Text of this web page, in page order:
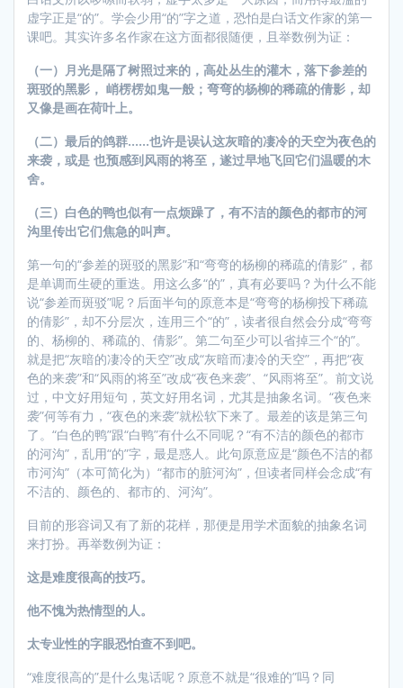
虚字正是“的”。学会少用“的”字之道，恐怕是白话文作家的第一
课吧。其实许多名作家在这方面都很随便，且举数例为证：
（一）月光是隔了树照过来的，高处丛生的灌木，落下参差的
斑驳的黑影， 峭楞楞如鬼一般；弯弯的杨柳的稀疏的倩影，却
又像是画在荷叶上。
（二）最后的鸽群……也许是误认这灰暗的凄冷的天空为夜色的
来袭，或是 也预感到风雨的将至，遂过早地飞回它们温暖的木
舍。
（三）白色的鸭也似有一点烦躁了，有不洁的颜色的都市的河
沟里传出它们焦急的叫声。
第一句的“参差的斑驳的黑影”和“弯弯的杨柳的稀疏的倩影”，都
是单调而生硬的重迭。用这么多“的”，真有必要吗？为什么不能
说“参差而斑驳”呢？后面半句的原意本是“弯弯的杨柳投下稀疏
的倩影”，却不分层次，连用三个“的”，读者很自然会分成“弯弯
的、杨柳的、稀疏的、倩影”。第二句至少可以省掉三个“的”。
就是把“灰暗的凄冷的天空”改成“灰暗而凄冷的天空”，再把“夜
色的来袭”和“风雨的将至”改成“夜色来袭”、“风雨将至”。前文说
过，中文好用短句，英文好用名词，尤其是抽象名词。“夜色来
袭”何等有力，“夜色的来袭”就松软下来了。最差的该是第三句
了。“白色的鸭”跟“白鸭”有什么不同呢？“有不洁的颜色的都市
的河沟”，乱用“的”字，最是惑人。此句原意应是“颜色不洁的都
市河沟”（本可简化为）“都市的脏河沟”，但读者同样会念成“有
不洁的、颜色的、都市的、河沟”。
目前的形容词又有了新的花样，那便是用学术面貌的抽象名词
来打扮。再举数例为证：
这是难度很高的技巧。
他不愧为热情型的人。
太专业性的字眼恐怕查不到吧。
“难度很高的”是什么鬼话呢？原意不就是“很难的”吗？同